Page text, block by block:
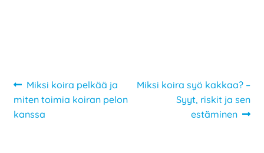
Artikkelien
selaus
Edellinen
artikkeli
Miksi koira pelkää ja
miten toimia koiran pelon
kanssa
Seuraava
Miksi koira syö kakkaa? –
Syyt, riskit ja sen
estäminen